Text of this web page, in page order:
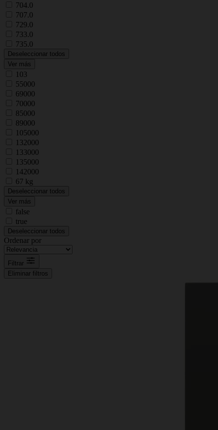
704.0
707.0
729.0
733.0
735.0
Deseleccionar todos
Ver más
103
55000
69000
70000
85000
89000
105000
132000
133000
135000
142000
67 kg
Deseleccionar todos
Ver más
false
true
Deseleccionar todos
Ordenar por
Filtrar
Eliminar filtros